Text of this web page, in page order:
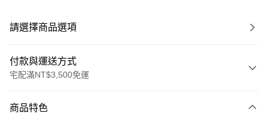
請選擇商品選項
付款與運送方式
宅配滿NT$3,500免運
信用卡一次付款
商品特色